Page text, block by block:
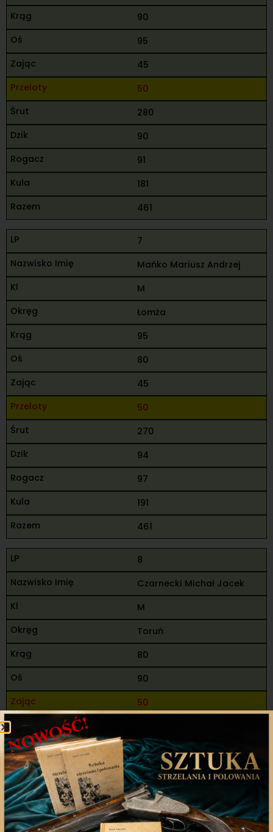
90
95
45
50
280
90
91
181
461
7
Mańko Mariusz Andrzej
M
Łomża
95
80
45
50
270
94
97
191
461
8
Czarnecki Michał Jacek
M
Toruń
80
90
50
270
92
99
191